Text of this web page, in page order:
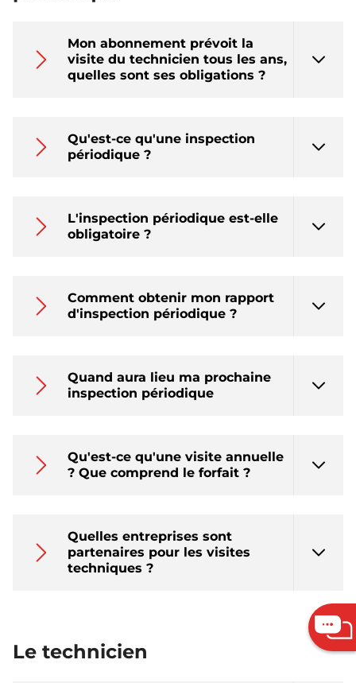
Mon abonnement prévoit la
visite du technicien tous les ans,
quelles sont ses obligations ?
Qu'est-ce qu'une inspection
périodique ?
L'inspection périodique est-elle
obligatoire ?
Comment obtenir mon rapport
d'inspection périodique ?
Quand aura lieu ma prochaine
inspection périodique
Qu'est-ce qu'une visite annuelle
? Que comprend le forfait ?
Quelles entreprises sont
partenaires pour les visites
techniques ?
Le technicien